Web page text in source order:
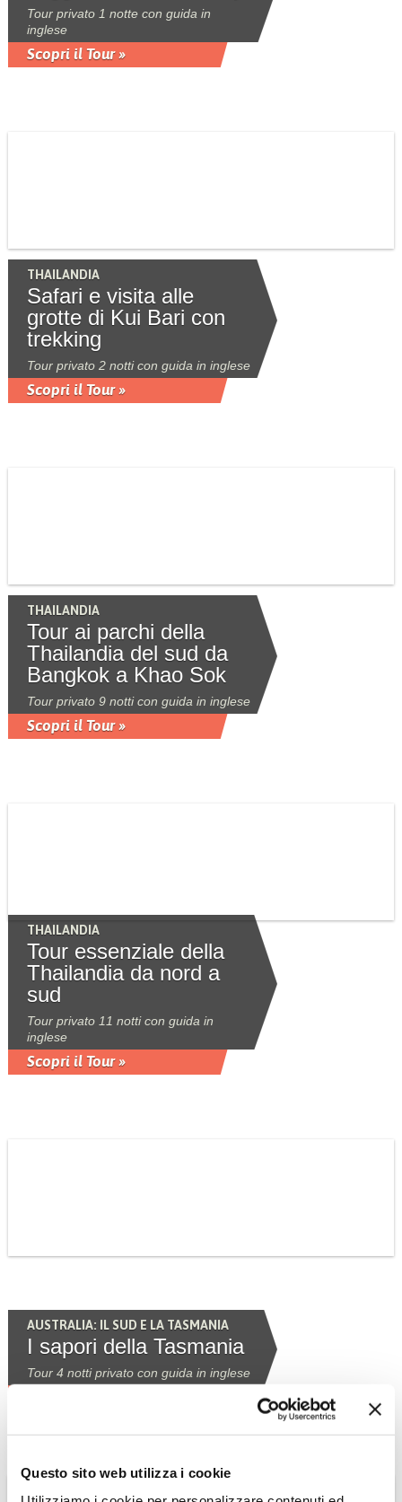
Questo sito web utilizza i cookie
Tour privato 1 notte con guida in
inglese
Scopri il Tour »
THAILANDIA
Safari e visita alle
grotte di Kui Bari con
trekking
Tour privato 2 notti con guida in inglese
Scopri il Tour »
THAILANDIA
Tour ai parchi della
Thailandia del sud da
Bangkok a Khao Sok
Tour privato 9 notti con guida in inglese
Scopri il Tour »
THAILANDIA
Tour essenziale della
Thailandia da nord a
sud
Tour privato 11 notti con guida in
inglese
Scopri il Tour »
AUSTRALIA: IL SUD E LA TASMANIA
I sapori della Tasmania
Tour 4 notti privato con guida in inglese